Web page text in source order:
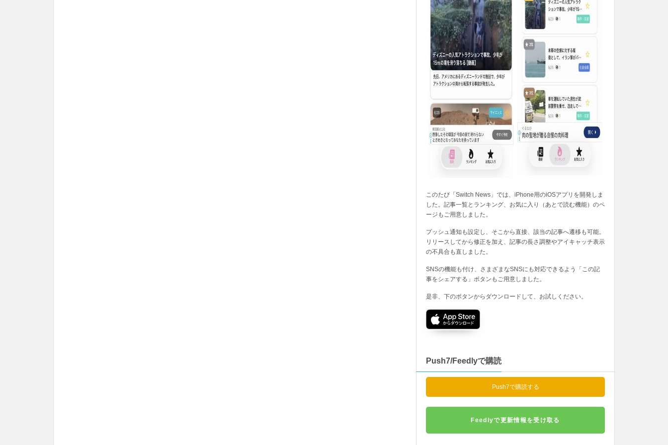
このたび「Switch News」では、iPhone用のiOSアプリを開発しま
した。記事一覧とランキング、お気に入り（あとで読む機能）のペ
ージもご用意しました。
プッシュ通知も設定し、そこから直接、該当の記事へ遷移も可能。
リリースしてから修正を加え、記事の長さ調整やアイキャッチ表示
の不具合も直しました。
SNSの機能も付け、さまざまなSNSにも対応できるよう「この記
事をシェアする」ボタンもご用意しました。
是非、下のボタンからダウンロードして、お試しください。
Push7/Feedlyで購読
Push7で購読する
Feedlyで更新情報を受け取る